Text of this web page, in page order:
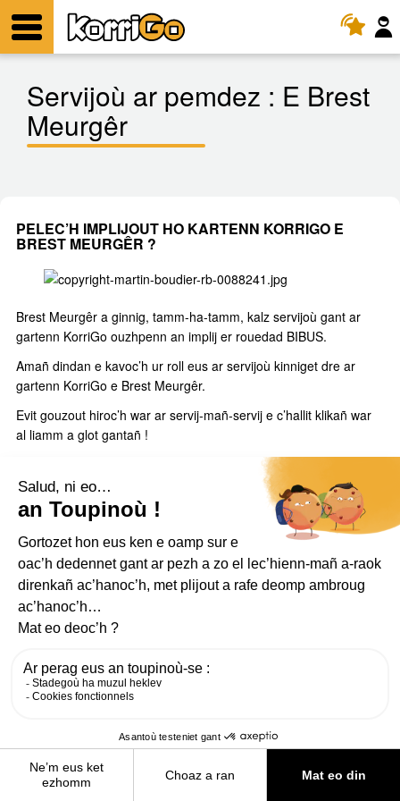
Lañser
Servijoù ar pemdez : E Brest
Meurgêr
PELEC’H IMPLIJOUT HO KARTENN KORRIGO E
BREST MEURGÊR ?
Brest Meurgêr a ginnig, tamm-ha-tamm, kalz servijoù gant ar
gartenn KorriGo ouzhpenn an implij er rouedad BIBUS.
Amañ dindan e kavoc’h ur roll eus ar servijoù kinniget dre ar
gartenn KorriGo e Brest Meurgêr.
Evit gouzout hiroc’h war ar servij-mañ-servij e c’hallit klikañ war
al liamm a glot gantañ !
Ar poulloù-neuial-kêr (Rekourañs, Foch, Sant Mark,
Kerc’haled)
Ar beloioù tredan emservij gant
VéloZef
Mont war-gil
STEUÑV AL LEC’HIENN
MENEGOÙ LEZENNEL
DAREMPRED
TOUPINOÙ ARVENTENNOÙ